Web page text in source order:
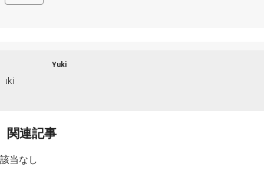
Yuki
関連記事
該当なし